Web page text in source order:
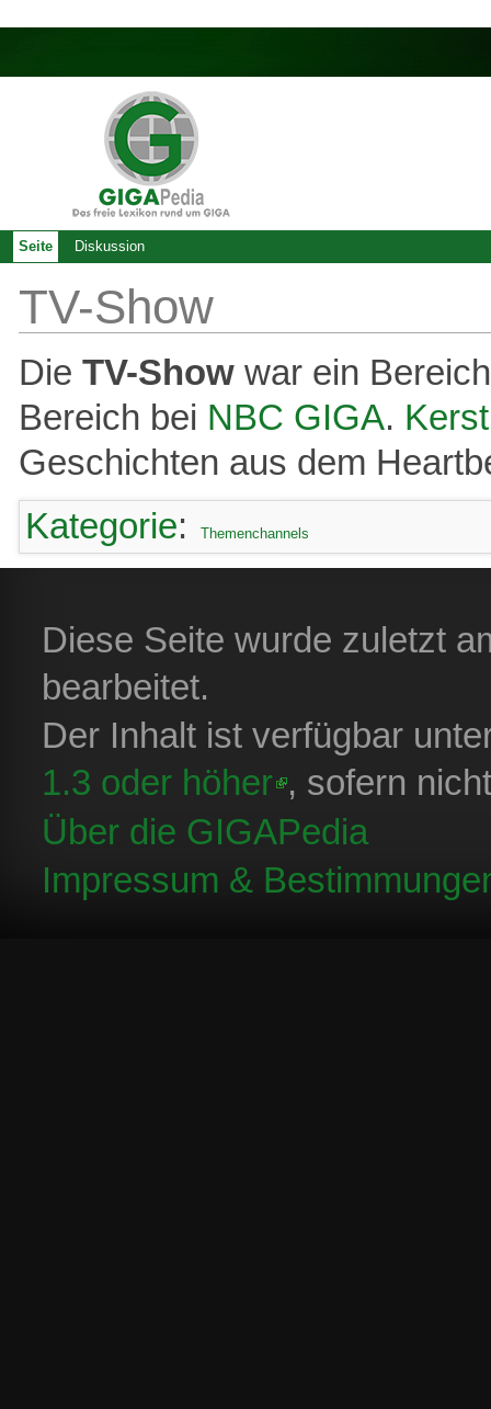
TV-Show
Die TV-Show war ein
Bereich bei NBC GIGA.
Geschichten aus dem
Kategorie: Themenchannels
Seite Diskussion
Diese Seite wurde zuletzt
bearbeitet.
Der Inhalt ist verfügbar
1.3 oder höher , sofern
Über die GIGAPedia
Impressum &